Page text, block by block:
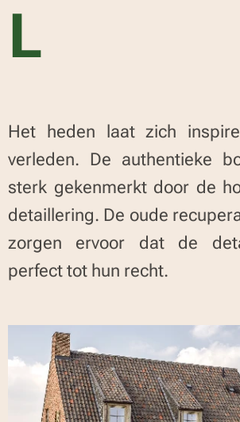
L
Het heden laat zich
verleden. De authentieke
sterk gekenmerkt door de
detaillering. De oude
zorgen ervoor dat de
perfect tot hun recht.